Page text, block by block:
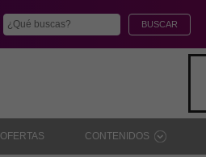
OFERTAS CONTENIDOS